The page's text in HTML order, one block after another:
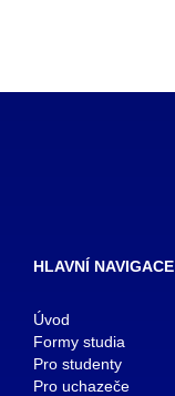
HLAVNÍ NAVIGACE
Úvod
Formy studia
Pro studenty
Pro uchazeče